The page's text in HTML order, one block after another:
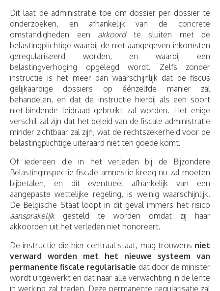
Dit laat de administratie toe om dossier per dossier te
onderzoeken, en afhankelijk van de concrete
omstandigheden een akkoordte sluiten met de
belastingplichtige waarbij de niet-aangegeven inkomsten
geregulariseerd worden, en waarbij een
belastingverhoging opgelegd wordt. Zelfs zonder
instructie is het meer dan waarschijnlijk dat de fiscus
gelijkaardige dossiers op éénzelfde manier zal
behandelen, en dat de instructie hierbij als een soort
niet-bindende leidraad gebruikt zal worden. Het enige
verschil zal zijn dat het beleid van de fiscale administratie
minder zichtbaar zal zijn, wat de rechtszekerheid voor de
belastingplichtige uiteraard niet ten goede komt.
Of iedereen die in het verleden bij de Bijzondere
Belastinginspectie fiscale amnestie kreeg nu zal moeten
bijbetalen, en dit eventueel afhankelijk van een
aangepaste wettelijke regeling, is weinig waarschijnlijk.
De Belgische Staat loopt in dit geval immers het risico
aansprakelijkgesteld te worden omdat zij haar
akkoorden uit het verleden niet honoreert.
De instructie die hier centraal staat, mag trouwens niet
verward worden met het nieuwe systeem van
permanente fiscale regularisatie dat door de minister
wordt uitgewerkt en dat naar alle verwachting in de lente
in werking zal treden. Deze permanente regularisatie zal